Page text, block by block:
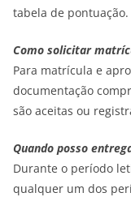
tabela de pontuação.
Como solicitar
Para matrícula e
documentação
são aceitas ou
Quando posso
Durante o período
qualquer um dos